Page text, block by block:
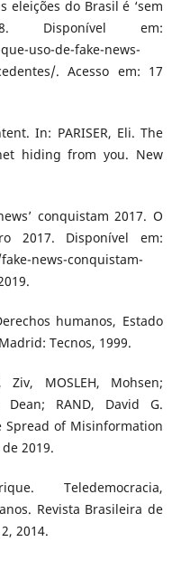
eleições do Brasil é ‘sem
Disponível em:
uso-de-fake-news-
. Acesso em: 17
In: PARISER, Eli. The
hiding from you. New
conquistam 2017. O
2017. Disponível em:
news-conquistam-
humanos, Estado
Tecnos, 1999.
Ziv, MOSLEH, Mohsen;
Dean; RAND, David G.
of Misinformation
2019.
Teledemocracia,
Revista Brasileira de
2014.